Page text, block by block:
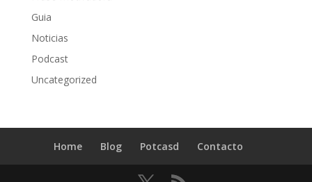
Guia
Noticias
Podcast
Uncategorized
Home Blog Potcasd Contacto